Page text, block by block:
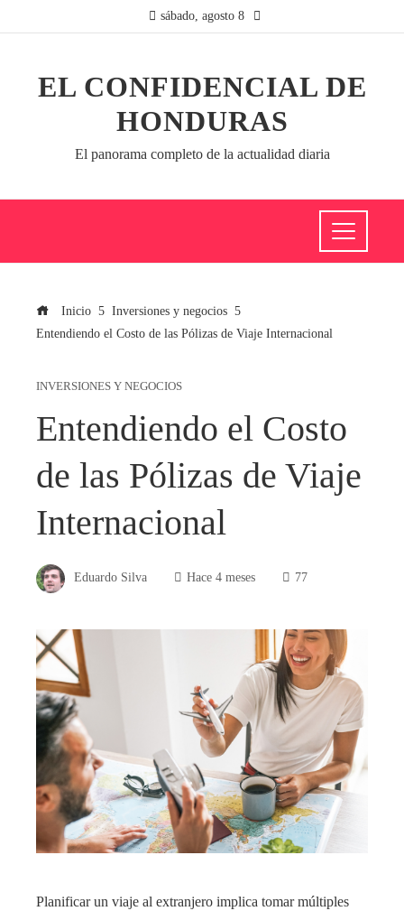
sábado, agosto 8
EL CONFIDENCIAL DE
HONDURAS
El panorama completo de la actualidad diaria
Inicio
Inversiones y negocios
Entendiendo el Costo de las Pólizas de Viaje Internacional
INVERSIONES Y NEGOCIOS
Entendiendo el Costo
de las Pólizas de Viaje
Internacional
Eduardo Silva Hace 4 meses 77
Planificar un viaje al extranjero implica tomar múltiples